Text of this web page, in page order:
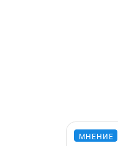
МНЕНИЕ